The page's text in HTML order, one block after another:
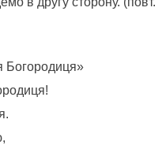
Богородиця»